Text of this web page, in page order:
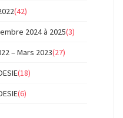
(42)
2024 à 2025(3)
– Mars 2023(27)
(18)
(6)